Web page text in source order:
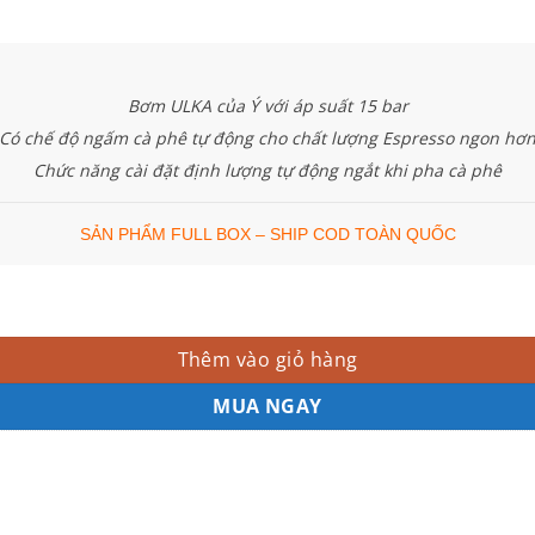
Bơm ULKA của Ý với áp suất 15 bar
Có chế độ ngấm cà phê tự động cho chất lượng Espresso ngon hơn
Chức năng cài đặt định lượng tự động ngắt khi pha cà phê
SẢN PHẨM FULL BOX – SHIP COD TOÀN QUỐC
Thêm vào giỏ hàng
MUA NGAY